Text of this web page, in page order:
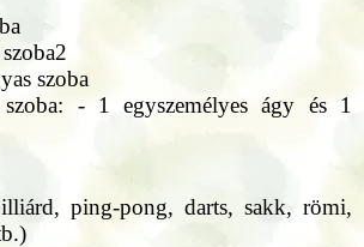
szoba
szoba: - 1 egyszemélyes ágy és 1
ping-pong, darts, sakk, römi,